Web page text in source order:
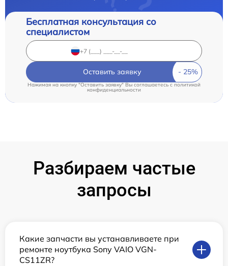
Бесплатная консультация со
специалистом
Оставить заявку
Нажимая на кнопку "Оставить заявку" Вы соглашаетесь c политикой
конфиденциальности
Разбираем частые
запросы
Какие запчасти вы устанавливаете при
ремонте ноутбука Sony VAIO VGN-
CS11ZR?